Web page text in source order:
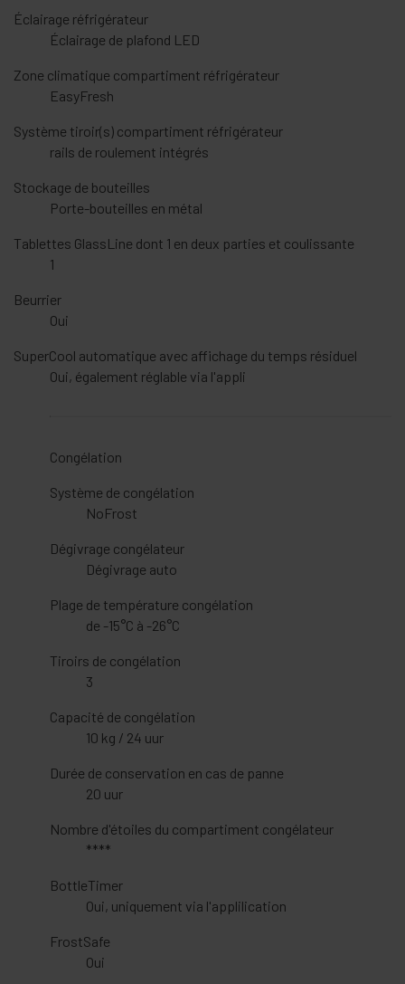
Éclairage réfrigérateur
Éclairage de plafond LED
Zone climatique compartiment réfrigérateur
EasyFresh
Système tiroir(s) compartiment réfrigérateur
rails de roulement intégrés
Stockage de bouteilles
Porte-bouteilles en métal
Tablettes GlassLine dont 1 en deux parties et coulissante
1
Beurrier
Oui
SuperCool automatique avec affichage du temps résiduel
Oui, également réglable via l'appli
Congélation
Système de congélation
NoFrost
Dégivrage congélateur
Dégivrage auto
Plage de température congélation
de -15°C à -26°C
Tiroirs de congélation
3
Capacité de congélation
10 kg / 24 uur
Durée de conservation en cas de panne
20 uur
Nombre d'étoiles du compartiment congélateur
****
BottleTimer
Oui, uniquement via l'applilication
FrostSafe
Oui